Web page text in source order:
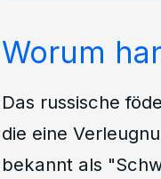
Worum
Das russische
die eine
bekannt als